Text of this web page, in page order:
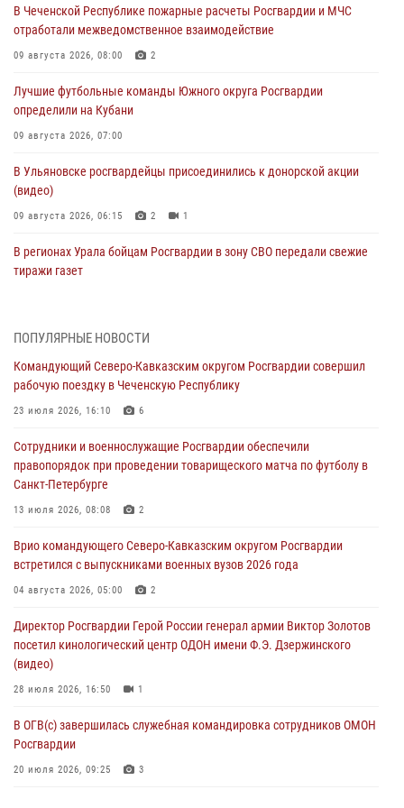
В Чеченской Республике пожарные расчеты Росгвардии и МЧС
отработали межведомственное взаимодействие
09 августа 2026, 08:00 2
Лучшие футбольные команды Южного округа Росгвардии
определили на Кубани
09 августа 2026, 07:00
В Ульяновске росгвардейцы присоединились к донорской акции
(видео)
09 августа 2026, 06:15 2 1
В регионах Урала бойцам Росгвардии в зону СВО передали свежие
тиражи газет
Росгвардейцы провели занятие по стрелковой подготовке для
краеведения Луганской Народной Республики
09 августа 2026, 05:00
проходит в Сибири
09 августа 2026, 04:00 5
Росгвардейцы провели патриотическое занятие для детей на
08 августа 2026, 14:10 3
В ЛНР росгвардейцы провели тренировку по единоборствам для
08 августа 2026, 13:00
ПОПУЛЯРНЫЕ НОВОСТИ
Командующий Северо-Кавказским округом Росгвардии совершил
рабочую поездку в Чеченскую Республику
23 июля 2026, 16:10 6
Сотрудники и военнослужащие Росгвардии обеспечили
правопорядок при проведении товарищеского матча по футболу в
Санкт-Петербурге
13 июля 2026, 08:08 2
Врио командующего Северо-Кавказским округом Росгвардии
встретился с выпускниками военных вузов 2026 года
04 августа 2026, 05:00 2
Директор Росгвардии Герой России генерал армии Виктор Золотов
посетил кинологический центр ОДОН имени Ф.Э. Дзержинского
(видео)
28 июля 2026, 16:50 1
В ОГВ(с) завершилась служебная командировка сотрудников ОМОН
Росгвардии
20 июля 2026, 09:25 3